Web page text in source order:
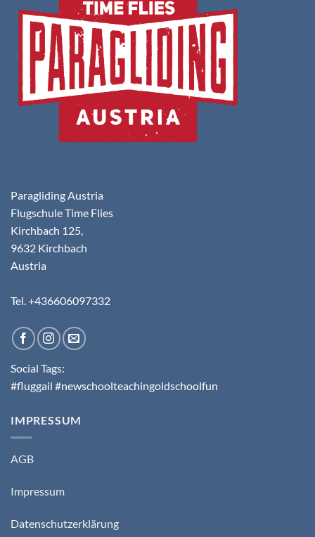
Paragliding Austria
Flugschule Time Flies
Kirchbach 125,
9632 Kirchbach
Austria
Tel. +436606097332
Social Tags:
#fluggail #newschoolteachingoldschoolfun
IMPRESSUM
AGB
Impressum
Datenschutzerklärung